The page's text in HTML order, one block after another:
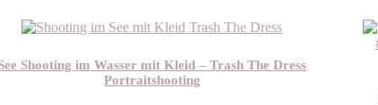
Shooting im Wasser mit Kleid – Trash The Dress
Portraitshooting